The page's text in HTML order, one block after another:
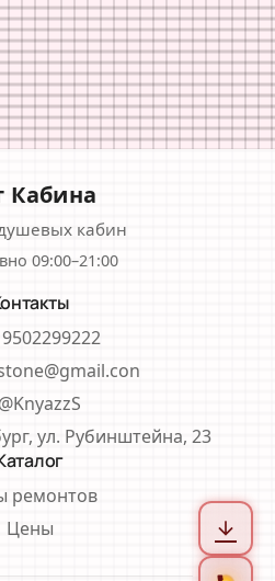
Кабина
кабин
09:00–21:00
@KnyazzS
ул. Рубинштейна, 23
ремонтов
Цены
arrow_downward